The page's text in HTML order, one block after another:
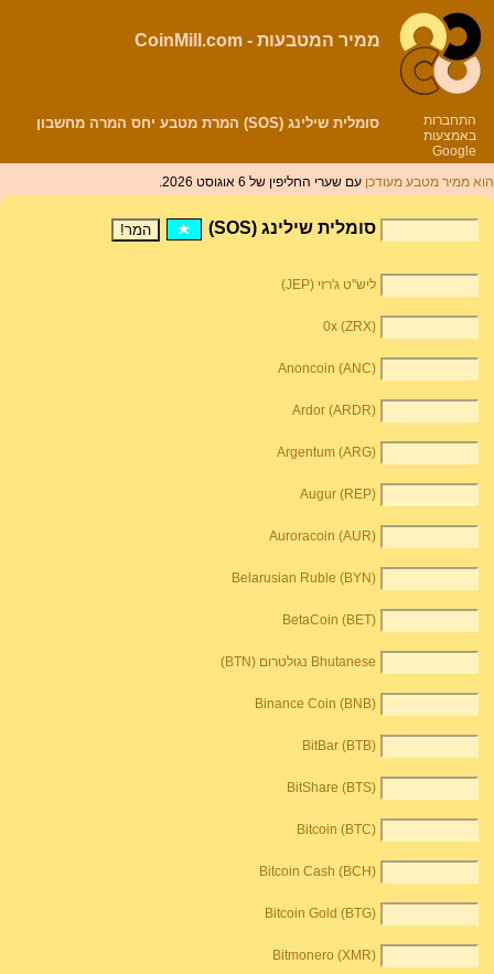
התחברות
באמצעות
Google
ממיר המטבעות - CoinMill.com
סומלית שילינג (SOS) המרת מטבע יחס המרה מחשבון
הוא ממיר מטבע מעודכן עם שערי החליפין של 6 אוגוסט 2026.
סומלית שילינג (SOS)
ליש"ט ג'רזי (JEP)
0x (ZRX)
Anoncoin (ANC)
Ardor (ARDR)
Argentum (ARG)
Augur (REP)
Auroracoin (AUR)
Belarusian Ruble (BYN)
BetaCoin (BET)
Bhutanese נגולטרום (BTN)
Binance Coin (BNB)
BitBar (BTB)
BitShare (BTS)
Bitcoin (BTC)
Bitcoin Cash (BCH)
Bitcoin Gold (BTG)
Bitmonero (XMR)